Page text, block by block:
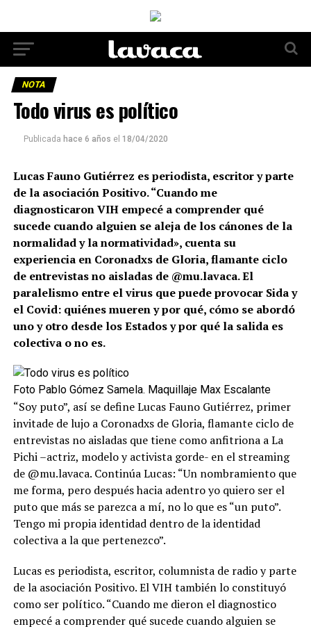
NOTA
Todo virus es político
Publicada hace 6 años el 18/04/2020
Lucas Fauno Gutiérrez es periodista, escritor y parte
de la asociación Positivo. “Cuando me
diagnosticaron VIH empecé a comprender qué
sucede cuando alguien se aleja de los cánones de la
normalidad y la normatividad», cuenta su
experiencia en Coronadxs de Gloria, flamante ciclo
de entrevistas no aisladas de @mu.lavaca. El
paralelismo entre el virus que puede provocar Sida y
el Covid: quiénes mueren y por qué, cómo se abordó
uno y otro desde los Estados y por qué la salida es
colectiva o no es.
Foto Pablo Gómez Samela. Maquillaje Max Escalante
“Soy puto”, así se define Lucas Fauno Gutiérrez, primer
invitade de lujo a Coronadxs de Gloria, flamante ciclo de
entrevistas no aisladas que tiene como anfitriona a La
Pichi –actriz, modelo y activista gorde- en el streaming
de @mu.lavaca. Continúa Lucas: “Un nombramiento que
me forma, pero después hacia adentro yo quiero ser el
puto que más se parezca a mí, no lo que es “un puto”.
Tengo mi propia identidad dentro de la identidad
colectiva a la que pertenezco”.
Lucas es periodista, escritor, columnista de radio y parte
de la asociación Positivo. El VIH también lo constituyó
como ser político. “Cuando me dieron el diagnostico
empecé a comprender qué sucede cuando alguien se